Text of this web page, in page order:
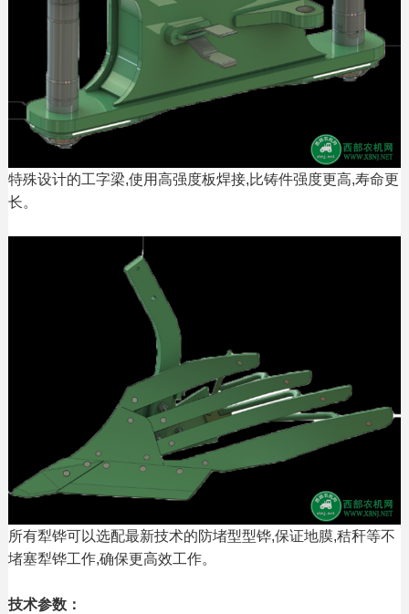
特殊设计的工字梁,使用高强度板焊接,比铸件强度更高,寿命更
长。
所有犁铧可以选配最新技术的防堵型型铧,保证地膜,秸秆等不
堵塞犁铧工作,确保更高效工作。
技术参数：